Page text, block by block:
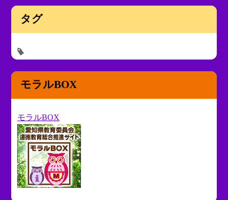
タグ
モラルBOX
モラルBOX